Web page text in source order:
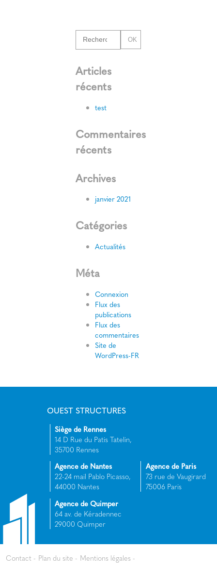
OK
Articles
récents
test
Commentaires
récents
Archives
janvier 2021
Catégories
Actualités
Méta
Connexion
Flux des
publications
Flux des
commentaires
Site de
WordPress-FR
OUEST STRUCTURES
Siège de Rennes
14 D Rue du Patis Tatelin,
35700 Rennes
Agence de Nantes
22-24 mail Pablo Picasso,
44000 Nantes
Agence de Paris
73 rue de Vaugirard
75006 Paris
Agence de Quimper
64 av. de Kéradennec
29000 Quimper
Contact Plan du site Mentions légales